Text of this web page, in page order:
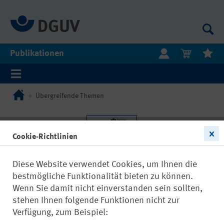
Publikationen
Übergreifende Themen
Cookie-Richtlinien
Diese Website verwendet Cookies, um Ihnen die
bestmögliche Funktionalität bieten zu können.
Wenn Sie damit nicht einverstanden sein sollten,
stehen Ihnen folgende Funktionen nicht zur
Verfügung, zum Beispiel: